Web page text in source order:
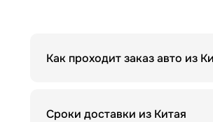
Как проходит заказ авто из
Сроки доставки из Китая